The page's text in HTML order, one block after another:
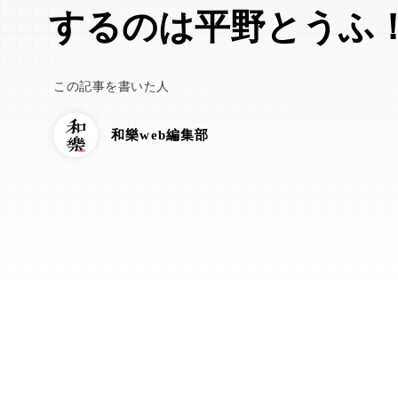
するのは平野とうふ
この記事を書いた人
和樂web編集部